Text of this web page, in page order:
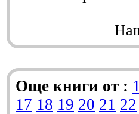
Още книги от : 1
17 18 19 20 21 22